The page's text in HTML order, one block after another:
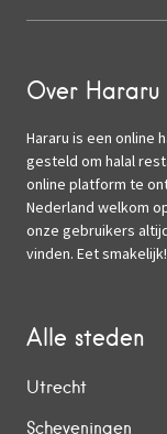
Over Hararu
Hararu is een online
gesteld om halal
online platform te
Nederland welkom
onze gebruikers
vinden. Eet smakelijk!
Alle steden
Utrecht
Scheveningen